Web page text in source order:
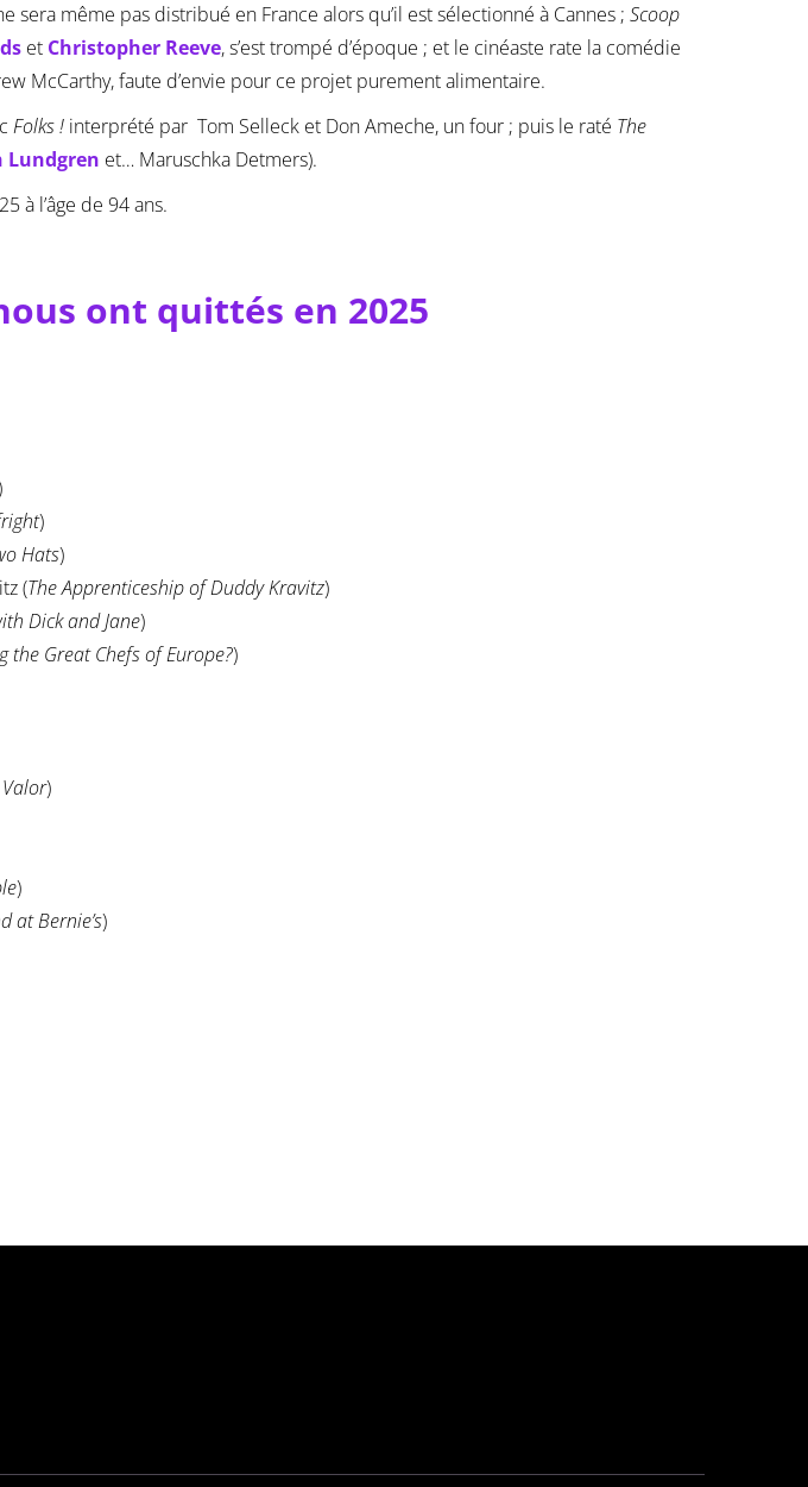
sera même pas distribué en France alors qu’il est sélectionné à Cannes ; Scoop
et Christopher Reeve, s’est trompé d’époque ; et le cinéaste rate la comédie
McCarthy, faute d’envie pour ce projet purement alimentaire.
Folks ! interprété par Tom Selleck et Don Ameche, un four ; puis le raté The
Lundgren et… Maruschka Detmers).
à l’âge de 94 ans.
ont quittés en 2025
)
Hats)
(The Apprenticeship of Duddy Kravitz)
Dick and Jane)
the Great Chefs of Europe?)
)
)
at Bernie’s)